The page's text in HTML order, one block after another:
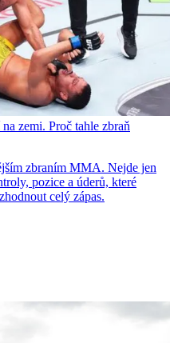
zemi. Proč tahle zbraň
zbraním MMA. Nejde jen
pozice a úderů, které
celý zápas.